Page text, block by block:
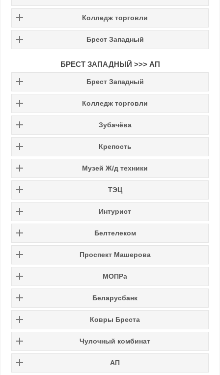
Колледж торговли
Брест Западный
БРЕСТ ЗАПАДНЫЙ >>> АП
Брест Западный
Колледж торговли
Зубачёва
Крепость
Музей Ж/д техники
ТЭЦ
Интурист
Белтелеком
Проспект Машерова
МОПРа
Беларусбанк
Ковры Бреста
Чулочный комбинат
АП